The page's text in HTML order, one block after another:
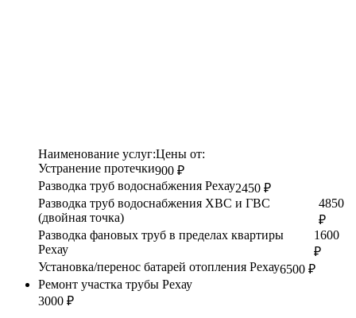
Наименование услуг:Цены от:
Устранение протечки900 ₽
Разводка труб водоснабжения Рехау2450 ₽
Разводка труб водоснабжения ХВС и ГВС
(двойная точка)
4850
₽
Разводка фановых труб в пределах квартиры
Рехау
1600
₽
Установка/перенос батарей отопления Рехау6500 ₽
Ремонт участка трубы Рехау
3000 ₽